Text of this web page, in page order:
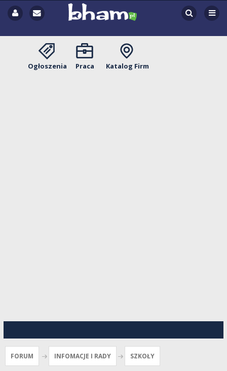
Ogłoszenia Praca Katalog Firm
FORUM INFOMACJE I RADY SZKOŁY